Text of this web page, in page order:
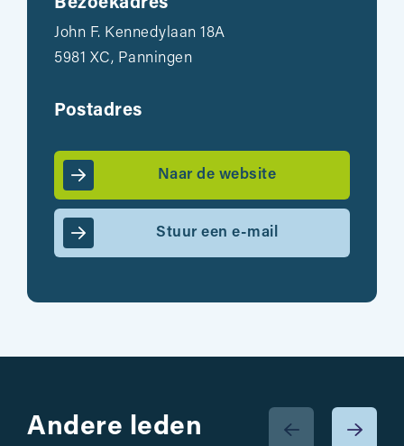
Bezoekadres
John F. Kennedylaan 18A
5981 XC, Panningen
Postadres
Naar de website
Stuur een e-mail
Andere leden